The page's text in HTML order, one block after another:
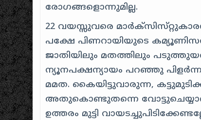
രോഗങ്ങളൊന്നുമില്ല.
22 വയസ്സുവരെ
പക്ഷേ പിണറായിയുടെ
ജാതിയിലും മതത്തിലും
ന്യൂനപക്ഷന്യായം പറഞ്ഞു
മമത. കൈയിട്ടുവാരുന്ന,
അതുകൊണ്ടുതന്നെ
ഉത്തരം മുട്ടി